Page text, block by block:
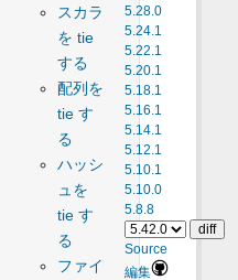
5.28.0
5.24.1
5.22.1
5.20.1
5.18.1
5.16.1
5.14.1
5.12.1
5.10.1
5.10.0
5.8.8
Source
編集
スカラ
を tie
する
配列を
tie す
る
ハッシ
ュを
tie す
る
ファイ